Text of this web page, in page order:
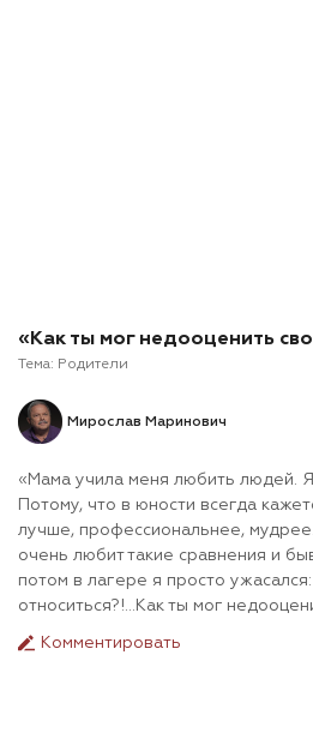
«Как ты мог недооценить
Тема: Родители
Мирослав Маринович
«Мама учила меня любить людей. Я
Потому, что в юности всегда
лучше, профессиональнее,
очень любит такие сравнения и
потом в лагере я просто ужасался:
относиться?!...Как ты мог
Комментировать